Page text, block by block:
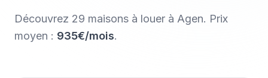
Découvrez 29 maisons à louer à Agen. Prix
moyen : 935€/mois.